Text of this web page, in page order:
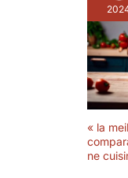
« la
ne